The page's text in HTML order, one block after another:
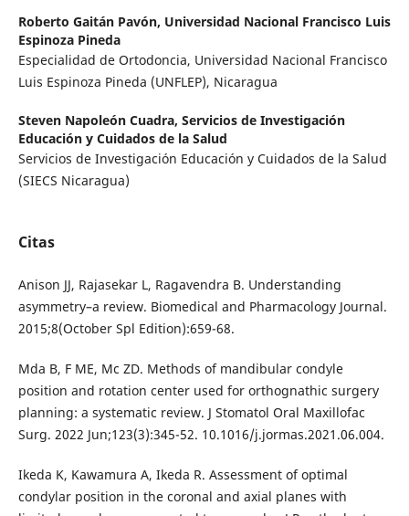
Roberto Gaitán Pavón, Universidad Nacional Francisco Luis
Espinoza Pineda
Especialidad de Ortodoncia, Universidad Nacional Francisco
Luis Espinoza Pineda (UNFLEP), Nicaragua
Steven Napoleón Cuadra, Servicios de Investigación
Educación y Cuidados de la Salud
Servicios de Investigación Educación y Cuidados de la Salud
(SIECS Nicaragua)
Citas
Anison JJ, Rajasekar L, Ragavendra B. Understanding
asymmetry–a review. Biomedical and Pharmacology Journal.
2015;8(October Spl Edition):659-68.
Mda B, F ME, Mc ZD. Methods of mandibular condyle
position and rotation center used for orthognathic surgery
planning: a systematic review. J Stomatol Oral Maxillofac
Surg. 2022 Jun;123(3):345-52. 10.1016/j.jormas.2021.06.004.
Ikeda K, Kawamura A, Ikeda R. Assessment of optimal
condylar position in the coronal and axial planes with